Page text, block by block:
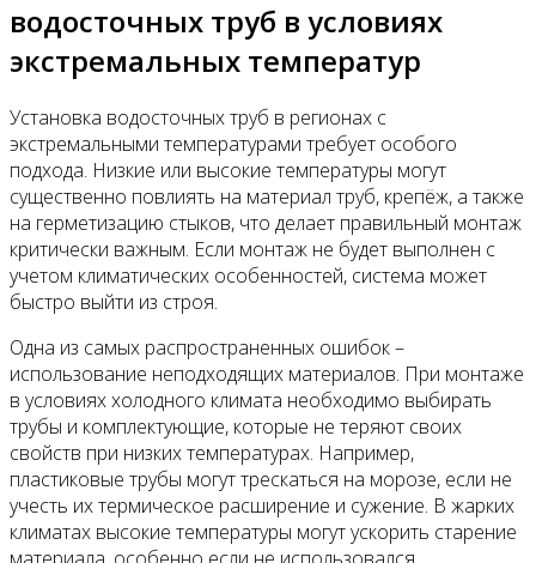
водосточных труб в условиях
экстремальных температур
Установка водосточных труб в регионах с
экстремальными температурами требует особого
подхода. Низкие или высокие температуры могут
существенно повлиять на материал труб, крепёж, а также
на герметизацию стыков, что делает правильный монтаж
критически важным. Если монтаж не будет выполнен с
учетом климатических особенностей, система может
быстро выйти из строя.
Одна из самых распространенных ошибок –
использование неподходящих материалов. При монтаже
в условиях холодного климата необходимо выбирать
трубы и комплектующие, которые не теряют своих
свойств при низких температурах. Например,
пластиковые трубы могут трескаться на морозе, если не
учесть их термическое расширение и сужение. В жарких
климатах высокие температуры могут ускорить старение